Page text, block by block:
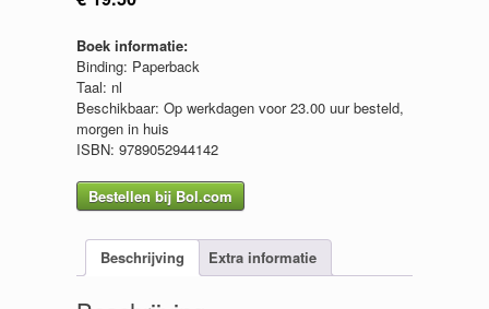
Boek informatie:
Binding: Paperback
Taal: nl
Beschikbaar: Op werkdagen voor 23.00 uur besteld,
morgen in huis
ISBN: 9789052944142
Bestellen bij Bol.com
Beschrijving Extra informatie